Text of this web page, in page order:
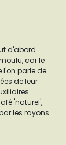
d'abord
car le
l'on parle de
de leur
'naturel',
les rayons